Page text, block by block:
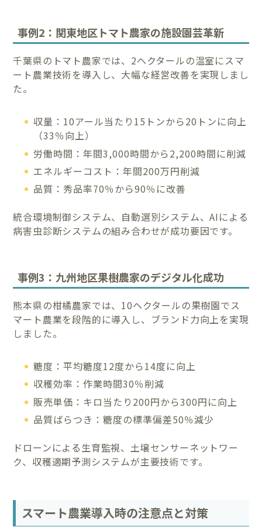
事例2：関東地区トマト農家の施設園芸革新
千葉県のトマト農家では、2ヘクタールの温室にスマ
ート農業技術を導入し、大幅な経営改善を実現しまし
た。
収量：10アール当たり15トンから20トンに向上
（33％向上）
労働時間：年間3,000時間から2,200時間に削減
エネルギーコスト：年間200万円削減
品質：秀品率70％から90％に改善
統合環境制御システム、自動選別システム、AIによる
病害虫診断システムの組み合わせが成功要因です。
事例3：九州地区果樹農家のデジタル化成功
熊本県の柑橘農家では、10ヘクタールの果樹園でス
マート農業を段階的に導入し、ブランド力向上を実現
しました。
糖度：平均糖度12度から14度に向上
収穫効率：作業時間30％削減
販売単価：キロ当たり200円から300円に向上
品質ばらつき：糖度の標準偏差50％減少
ドローンによる生育監視、土壌センサーネットワー
ク、収穫適期予測システムが主要技術です。
スマート農業導入時の注意点と対策